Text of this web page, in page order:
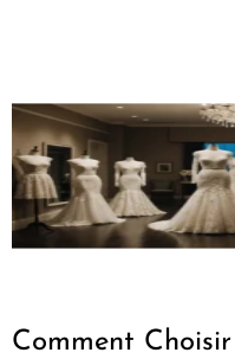
Comment